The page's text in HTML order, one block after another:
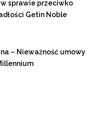
sprawie przeciwko
Getin Noble
– Nieważność umowy